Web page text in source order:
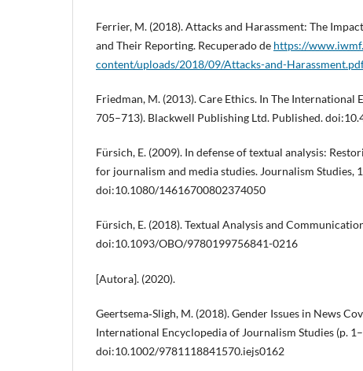
Ferrier, M. (2018). Attacks and Harassment: The
and Their Reporting. Recuperado de https://
content/uploads/2018/09/Attacks-and-
Friedman, M. (2013). Care Ethics. In The International
705–713). Blackwell Publishing Ltd. Published.
Fürsich, E. (2009). In defense of textual analysis:
for journalism and media studies. Journalism Studies,
doi:10.1080/14616700802374050
Fürsich, E. (2018). Textual Analysis and
doi:10.1093/OBO/9780199756841-0216
[Autora]. (2020).
Geertsema‐Sligh, M. (2018). Gender Issues in News
International Encyclopedia of Journalism Studies (p.
doi:10.1002/9781118841570.iejs0162